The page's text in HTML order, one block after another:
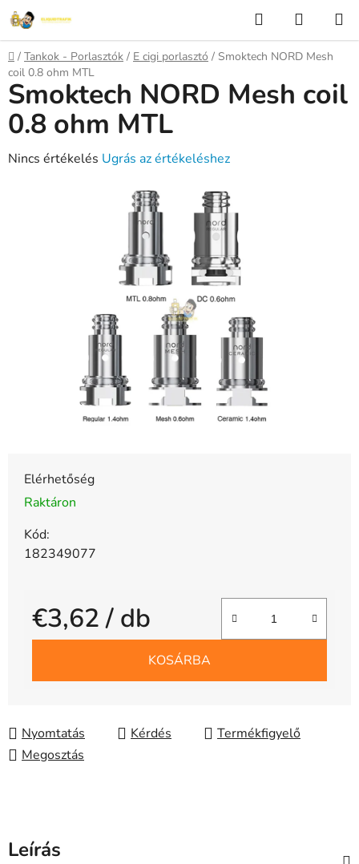
Ugrás
fő
tartalomhoz
KeresésKOSÁR
Kezdőlap
/ Tankok - Porlasztók / E cigi porlasztó / Smoktech NORD Mesh
coil 0.8 ohm MTL
Elérhetőség
Raktáron
Kód:
182349077
€3,62/ db
Egységár:
KOSÁRBA
Nyomtatás
Kérdés
Megosztás
Smoktech NORD Mesh coil
0.8 ohm MTL
A
Nincs értékelés Ugrás az értékeléshez
Leírás